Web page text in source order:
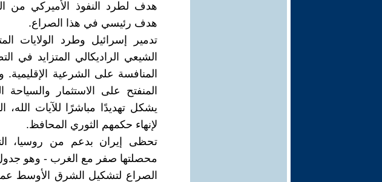
هدف لطرد النفوذ الأميركي من
هدف رئيسي في هذا الصراع.
تدمير إسرائيل وطرد الولايات
الشيعي الراديكالي المتزايد
المنافسة على الشرعية
المنفتح على الاستثمار والسياحة
يشكل تهديدًا مباشرًا للآيات
لإنهاء حكمهم الثوري المحافظ.
تحظى إيران بدعم من روسيا،
محصلتها صفر مع الغرب - وهو
الصراع لتشكيل الشرق الأوسط